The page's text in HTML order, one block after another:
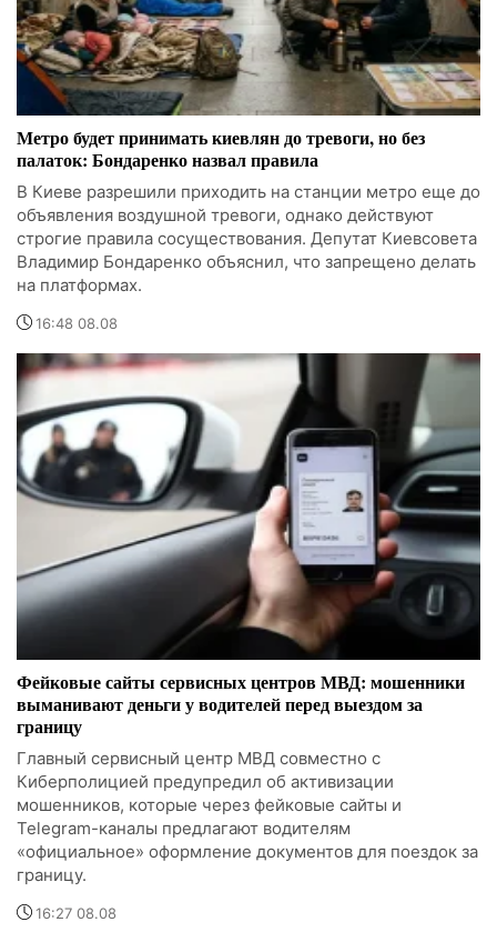
Метро будет принимать киевлян до тревоги, но без
палаток: Бондаренко назвал правила
В Киеве разрешили приходить на станции метро еще до
объявления воздушной тревоги, однако действуют
строгие правила сосуществования. Депутат Киевсовета
Владимир Бондаренко объяснил, что запрещено делать
на платформах.
16:48 08.08
Фейковые сайты сервисных центров МВД: мошенники
выманивают деньги у водителей перед выездом за
границу
Главный сервисный центр МВД совместно с
Киберполицией предупредил об активизации
мошенников, которые через фейковые сайты и
Telegram-каналы предлагают водителям
«официальное» оформление документов для поездок за
границу.
16:27 08.08